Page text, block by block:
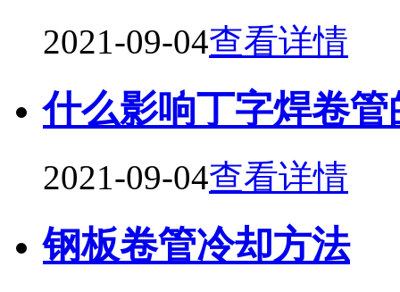
2021-09-04查看详情
什么影响丁字焊卷管
2021-09-04查看详情
钢板卷管冷却方法